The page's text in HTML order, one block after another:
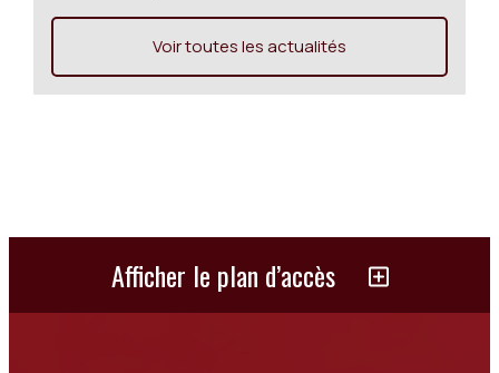
Voir toutes les actualités
Afficher le plan d’accès